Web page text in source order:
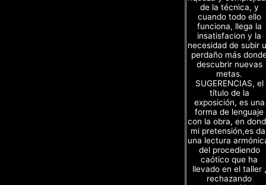
de la técnica, y
cuando todo ello
funciona, llega la
insatisfacion y la
necesidad de subir
perdaño más
descubrir nuevas
metas.
SUGERENCIAS, el
título de la
exposición, es una
forma de lenguaje
con la obra, en
mi pretensión,es
una lectura
del procediendo
caótico que ha
llevado en el taller ,
rechazando